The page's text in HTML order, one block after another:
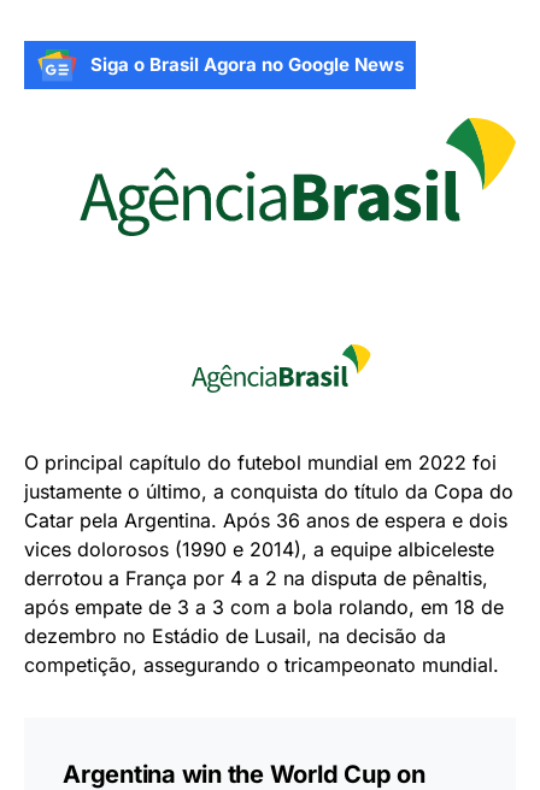
Siga o Brasil Agora no Google News
O principal capítulo do futebol mundial em 2022 foi
justamente o último, a conquista do título da Copa do
Catar pela Argentina. Após 36 anos de espera e dois
vices dolorosos (1990 e 2014), a equipe albiceleste
derrotou a França por 4 a 2 na disputa de pênaltis,
após empate de 3 a 3 com a bola rolando, em 18 de
dezembro no Estádio de Lusail, na decisão da
competição, assegurando o tricampeonato mundial.
Argentina win the World Cup on